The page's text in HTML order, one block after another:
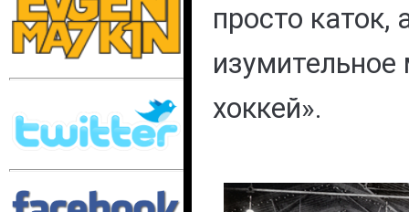
просто каток,
хоккей».